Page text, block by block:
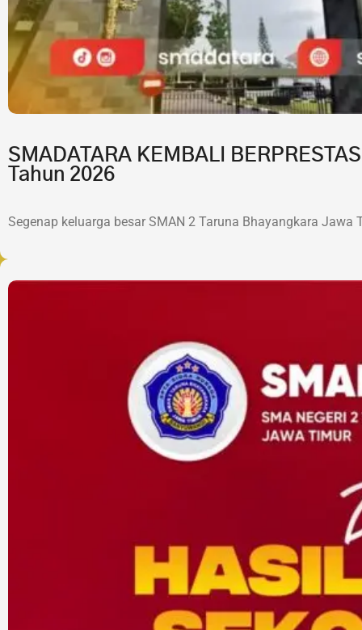
SMADATARA KEMBALI
Tahun 2026
Segenap keluarga besar SMAN 2 Taruna Bhayangkara Jawa